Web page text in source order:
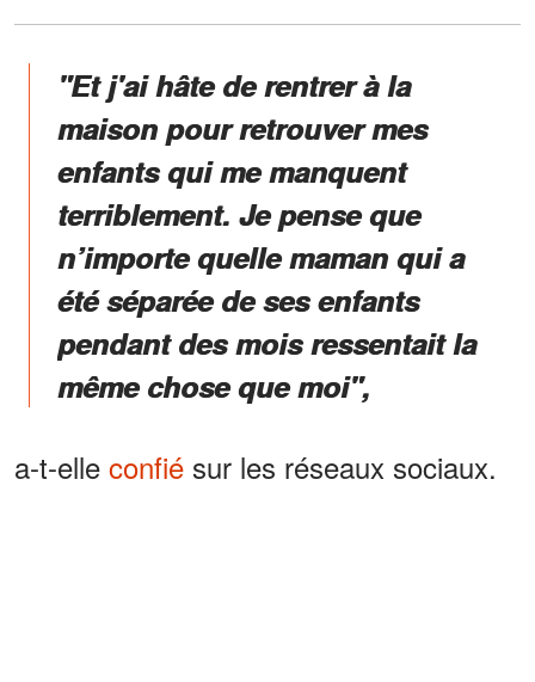
"Et j'ai hâte de rentrer à la
maison pour retrouver mes
enfants qui me manquent
terriblement. Je pense que
n’importe quelle maman qui a
été séparée de ses enfants
pendant des mois ressentait la
même chose que moi",
a-t-elle confié sur les réseaux sociaux.